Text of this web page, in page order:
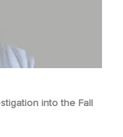
into the Fall